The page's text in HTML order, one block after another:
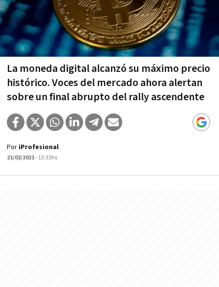
La moneda digital alcanzó su máximo precio
histórico. Voces del mercado ahora alertan
sobre un final abrupto del rally ascendente
Por iProfesional
21/02/2021- 13:33hs